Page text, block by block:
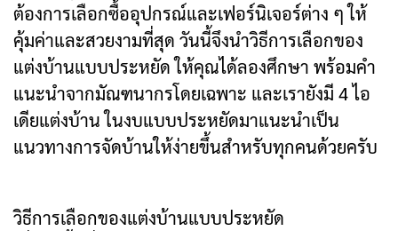
ต้องการเลือกซื้ออุปกรณ์และเฟอร์นิเจอร์ต่าง ๆ ให้
คุ้มค่าและสวยงามที่สุด วันนี้จึงนำวิธีการเลือกของ
แต่งบ้านแบบประหยัด ให้คุณได้ลองศึกษา พร้อมคำ
แนะนำจากมัณฑนากรโดยเฉพาะ และเรายังมี 4 ไอ
เดียแต่งบ้าน ในงบแบบประหยัดมาแนะนำเป็น
แนวทางการจัดบ้านให้ง่ายขึ้นสำหรับทุกคนด้วยครับ
วิธีการเลือกของแต่งบ้านแบบประหยัด